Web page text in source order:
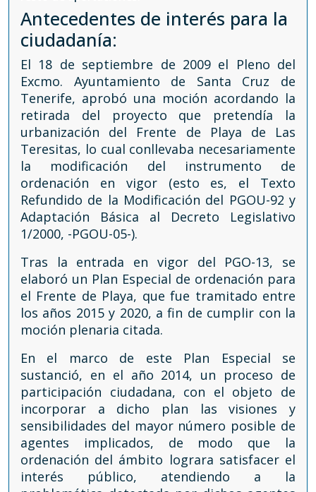
Antecedentes de interés para la
ciudadanía:
El 18 de septiembre de 2009 el Pleno del
Excmo. Ayuntamiento de Santa Cruz de
Tenerife, aprobó una moción acordando la
retirada del proyecto que pretendía la
urbanización del Frente de Playa de Las
Teresitas, lo cual conllevaba necesariamente
la modificación del instrumento de
ordenación en vigor (esto es, el Texto
Refundido de la Modificación del PGOU-92 y
Adaptación Básica al Decreto Legislativo
1/2000, -PGOU-05-).
Tras la entrada en vigor del PGO-13, se
elaboró un Plan Especial de ordenación para
el Frente de Playa, que fue tramitado entre
los años 2015 y 2020, a fin de cumplir con la
moción plenaria citada.
En el marco de este Plan Especial se
sustanció, en el año 2014, un proceso de
participación ciudadana, con el objeto de
incorporar a dicho plan las visiones y
sensibilidades del mayor número posible de
agentes implicados, de modo que la
ordenación del ámbito lograra satisfacer el
interés público, atendiendo a la